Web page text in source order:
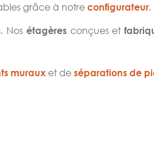
grâce à notre configurateur.
Nos étagèresconçues et
muraux et de séparations de